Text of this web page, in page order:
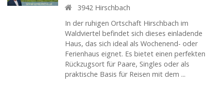
3942 Hirschbach
In der ruhigen Ortschaft Hirschbach im
Waldviertel befindet sich dieses einladende
Haus, das sich ideal als Wochenend- oder
Ferienhaus eignet. Es bietet einen perfekten
Rückzugsort für Paare, Singles oder als
praktische Basis für Reisen mit dem ...